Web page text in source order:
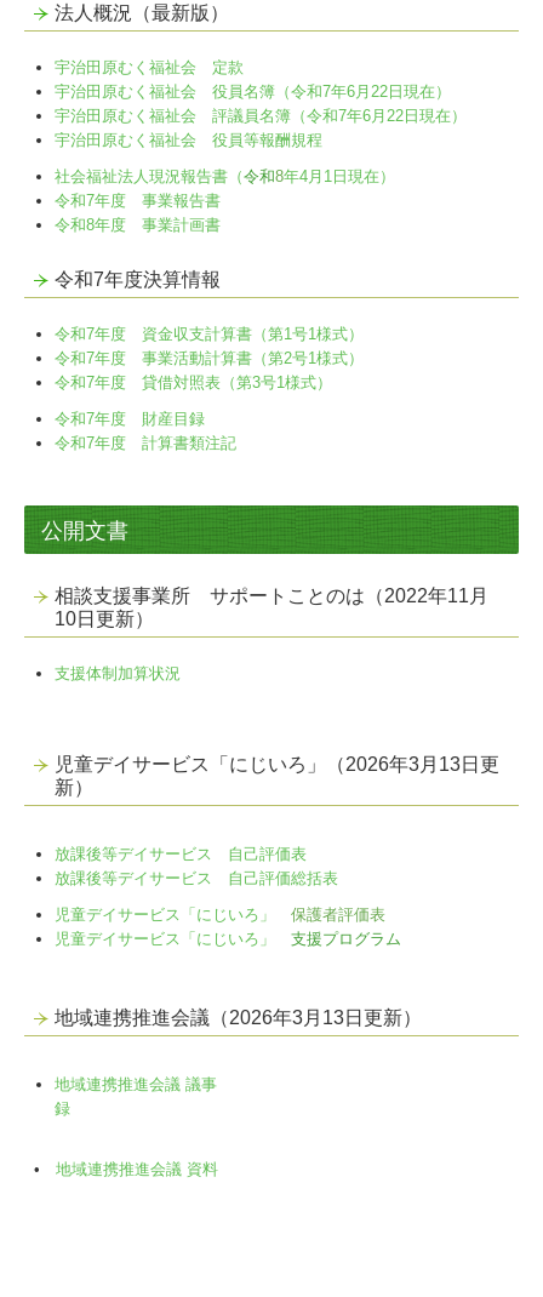
法人概況（最新版）
宇治田原むく福祉会 定款
宇治田原むく福祉会 役員名簿（令和7年6月22日現在）
宇治田原むく福祉会 評議員名簿（令和7年6月22日現在）
宇治田原むく福祉会 役員等報酬規程
社会福祉法人現況報告書（令和8年4月1日現在）
令和7年度 事業報告書
令和8年度 事業計画書
令和7年度決算情報
令和7年度 資金収支計算書（第1号1様式）
令和7年度 事業活動計算書（第2号1様式）
令和7年度 貸借対照表（第3号1様式）
令和7年度 財産目録
令和7年度 計算書類注記
公開文書
相談支援事業所 サポートことのは（2022年11月
10日更新）
支援体制加算状況
児童デイサービス「にじいろ」（2026年3月13日更
新）
放課後等デイサービス 自己評価表
放課後等デイサービス 自己評価総括表
児童デイサービス「にじいろ」 保護者評価表
児童デイサービス「にじいろ」 支援プログラム
地域連携推進会議（2026年3月13日更新）
地域連携推進会議 議事
録
• 地域連携推進会議 資料